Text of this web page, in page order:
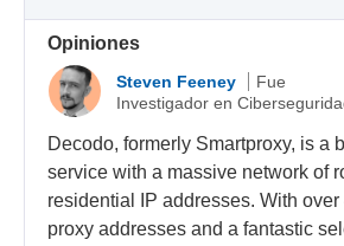
Opiniones
Steven Feeney
Fue
Investigador en
Decodo, formerly Smartproxy, is a
service with a massive network of
residential IP addresses. With over
proxy addresses and a fantastic